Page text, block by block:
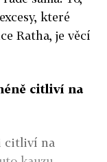
které
Ratha, je věcí
citliví na
citliví na